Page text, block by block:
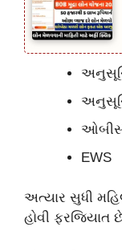
EWS
અત્યાર સુધી
હોવી ફરજિયાત